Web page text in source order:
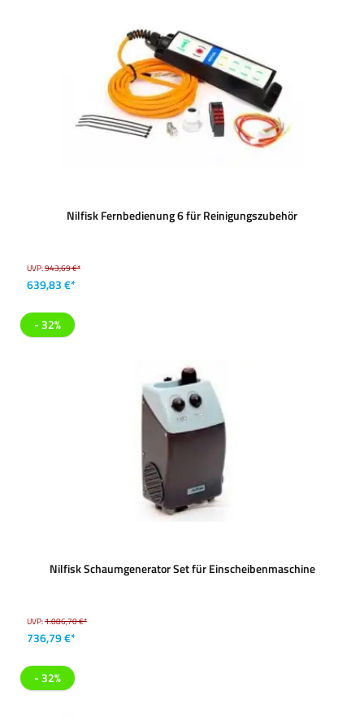
Nilfisk Fernbedienung 6 für Reinigungszubehör
UVP:943,69 €*
639,83 €*
- 32%
Nilfisk Schaumgenerator Set für Einscheibenmaschine
UVP:1.086,70 €*
736,79 €*
- 32%